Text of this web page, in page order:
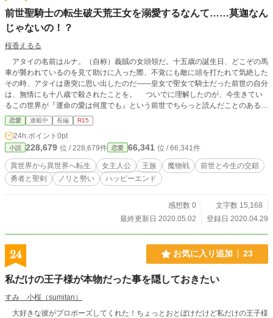
前世聖騎士の転生破天荒王女を溺愛するなんて……莫迦なん
じゃないの！？
桜香えるる
アタイの名前はルナ。（自称）義賊の女頭領だ。十五歳の誕生日、どこぞの馬
車が襲われているのを見て助けに入った際、不覚にも敵に頭を打たれて気絶した
その時、アタイは唐突に思い出したのだ――皇女で聖女で騎士だった前世の自分
は、無情にも十八歳で殺されたことを。 ついでに理解したのが、今生きてい
るこの世界が『運命の愛は何度でも』という前世でちらっと読んだことのあるゲ
ームブックの世界であるということ。その中でも「ルナ」といえば、どんなルー
トに行っても世界大戦の犠牲者第一号として死ぬ悲劇の王女キャラだ。 しか
も最悪なのは、この本を書いた異母姉こそアタイの殺害を主導した黒幕張本人で
ある。そういえば「私がちゃんと殺してやるけど、でも簡単には死なせてやらな
い。せいぜい愉しませてよ」って笑っていたから、異母姉がこの転生劇に噛んで
いるのは間違いなさそうだな。……こいつに二度も殺されるなんて冗談じゃな
い！！ ――これは、異母姉の書いた物語の世界に転生してしまった少女が
は主人公の心の叫びみたいなもの）
恋愛 連載中 長編 R15
24h.ポイント 0pt
小説 228,679 位 / 228,679件 恋愛 66,341 位 / 66,341件
異世界から異世界へ転生 女主人公 王族 魔物戦
前世と今生の交錯
勇者と聖剣
ノリと勢い ハッピーエンド
感想数 0
文字数 15,168
最終更新日 2020.05.02
登録日 2020.04.29
24 お気に入り追加 23
私だけの王子様が本物だった事を隠しておきたい
すみ 小桜（sumitan）
大好きな彼がプロポーズしてくれた！ちょっとおとぼけだけど私だけの王子様